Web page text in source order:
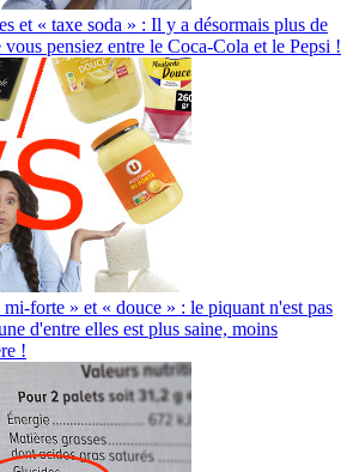
et « taxe soda » : Il y a désormais plus de
pensiez entre le Coca-Cola et le Pepsi !
forte » et « douce » : le piquant n'est pas
d'entre elles est plus saine, moins
!